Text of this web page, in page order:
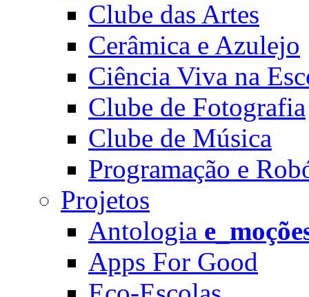
Clube das Artes
Cerâmica e Azulejo
Ciência Viva na
Clube de Fotografia
Clube de Música
Programação e
Projetos
Antologia
Apps For Good